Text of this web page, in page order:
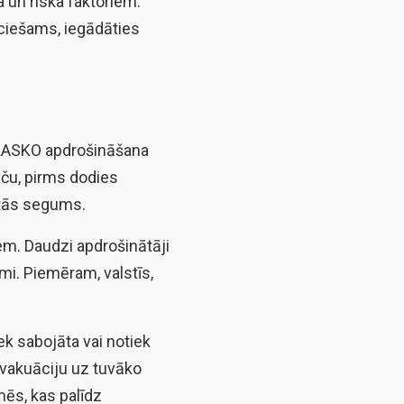
iegādāties
apdrošināšana
pirms dodies
segums.
Daudzi apdrošinātāji
Piemēram, valstīs,
sabojāta vai notiek
uz tuvāko
kas palīdz